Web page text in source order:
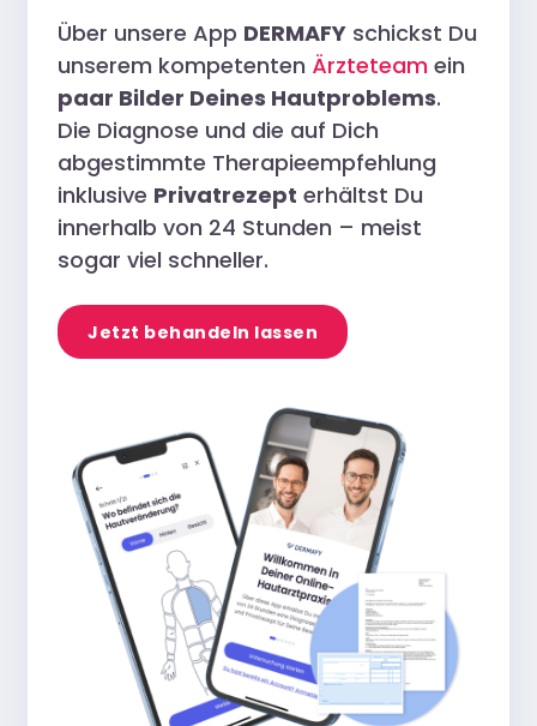
Über unsere App DERMAFY schickst Du
unserem kompetenten Ärzteteam ein
paar Bilder Deines Hautproblems.
Die Diagnose und die auf Dich
abgestimmte Therapieempfehlung
inklusive Privatrezept erhältst Du
innerhalb von 24 Stunden – meist
sogar viel schneller.
Jetzt behandeln lassen